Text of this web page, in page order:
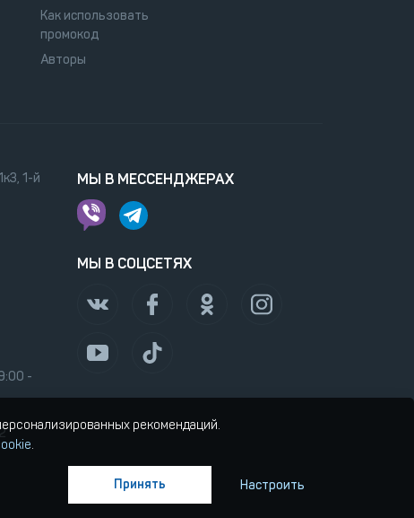
Как использовать
промокод
Авторы
1-й
-
МЫ В МЕССЕНДЖЕРАХ
МЫ В СОЦСЕТЯХ
рекомендаций.
.
Настроить
Принять